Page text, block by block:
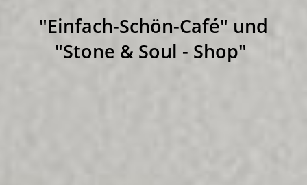
"Einfach-Schön-Café" und
"Stone & Soul - Shop"